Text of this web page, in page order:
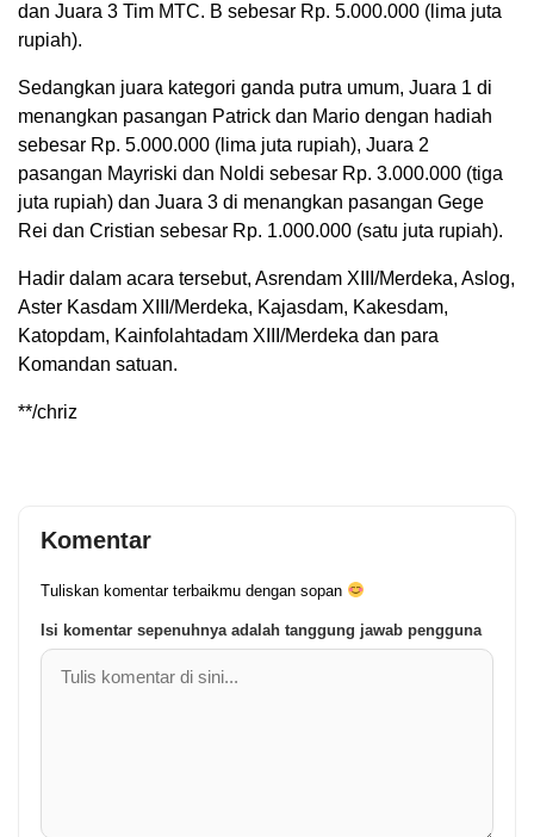
dan Juara 3 Tim MTC. B sebesar Rp. 5.000.000 (lima juta
rupiah).
Sedangkan juara kategori ganda putra umum, Juara 1 di
menangkan pasangan Patrick dan Mario dengan hadiah
sebesar Rp. 5.000.000 (lima juta rupiah), Juara 2
pasangan Mayriski dan Noldi sebesar Rp. 3.000.000 (tiga
juta rupiah) dan Juara 3 di menangkan pasangan Gege
Rei dan Cristian sebesar Rp. 1.000.000 (satu juta rupiah).
Hadir dalam acara tersebut, Asrendam XIII/Merdeka, Aslog,
Aster Kasdam XIII/Merdeka, Kajasdam, Kakesdam,
Katopdam, Kainfolahtadam XIII/Merdeka dan para
Komandan satuan.
**/chriz
Komentar
Tuliskan komentar terbaikmu dengan sopan
Isi komentar sepenuhnya adalah tanggung jawab pengguna